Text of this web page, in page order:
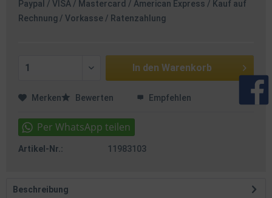
Paypal / VISA / Mastercard / American Express / Kauf auf
Rechnung / Vorkasse / Ratenzahlung
In den Warenkorb
Merken Bewerten Empfehlen
Artikel-Nr.: 11983103
Beschreibung